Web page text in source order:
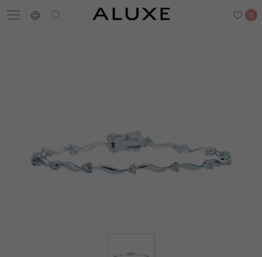
0
最新消息 門市一覽 預約來店